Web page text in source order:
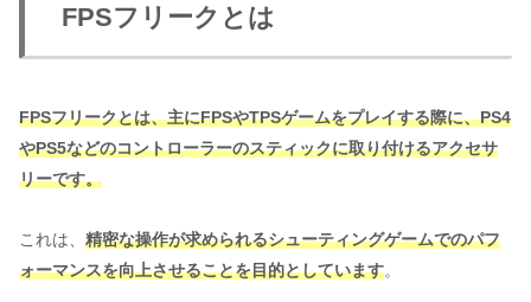
FPSフリークとは
FPSフリークとは、主にFPSやTPSゲームをプレイする際に、PS4
やPS5などのコントローラーのスティックに取り付けるアクセサ
リーです。
これは、 精密な操作が求められるシューティングゲームでのパフ
ォーマンスを向上させることを目的としています。